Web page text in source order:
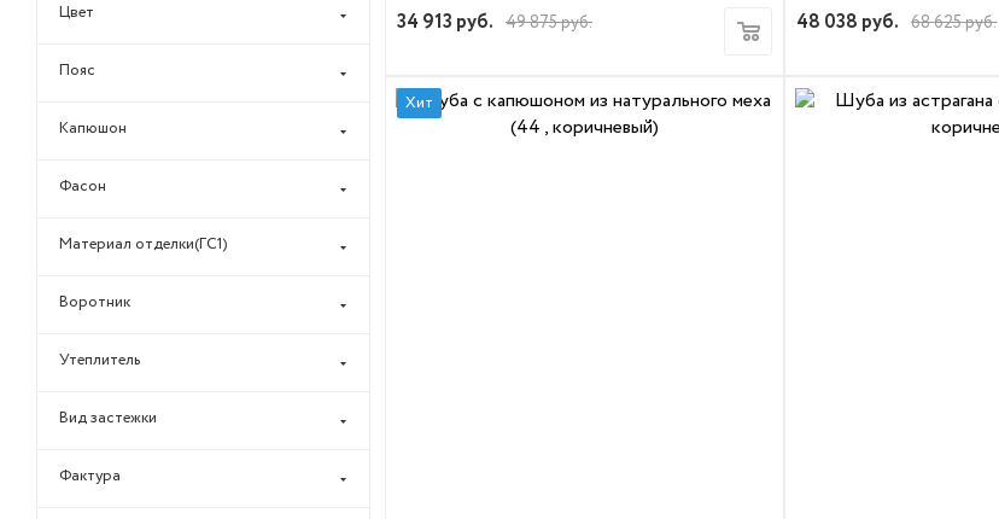
34 913 руб. 49 875руб. 48 038 руб. 68 625руб.
Хит
Цвет
Пояс
Капюшон
Фасон
Материал отделки(ГС1)
Воротник
Утеплитель
Вид застежки
Фактура